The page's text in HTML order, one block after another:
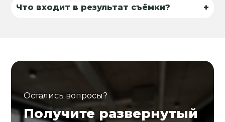
Что входит в результат съёмки? +
Остались вопросы?
Получите развернутый